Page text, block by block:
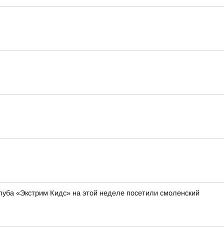
«Экстрим Кидс» на этой неделе посетили смоленский